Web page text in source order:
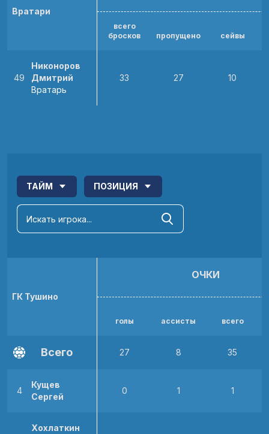
Вратари
всего
бросков
пропущено сейвы
49
Никоноров
Дмитрий
Вратарь
33 27 10
ТАЙМ ПОЗИЦИЯ
ГК Тушино
ОЧКИ
голы ассисты всего
Всего 27 8 35
4
Кущев
Сергей
0 1 1
Хохлаткин